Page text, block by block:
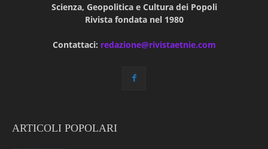
Scienza, Geopolitica e Cultura dei Popoli
Rivista fondata nel 1980
Contattaci: redazione@rivistaetnie.com
ARTICOLI POPOLARI